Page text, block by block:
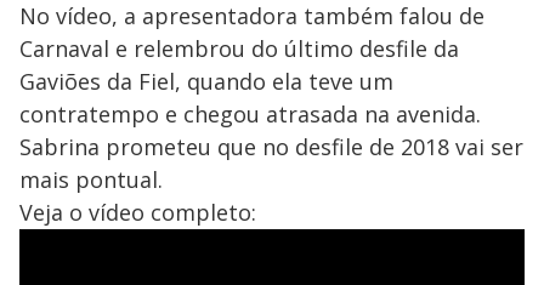
No vídeo, a apresentadora também falou de
Carnaval e relembrou do último desfile da
Gaviões da Fiel, quando ela teve um
contratempo e chegou atrasada na avenida.
Sabrina prometeu que no desfile de 2018 vai ser
mais pontual.
Veja o vídeo completo: